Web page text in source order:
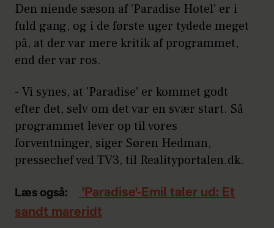
Den niende sæson af 'Paradise Hotel' er i
fuld gang, og i de første uger tydede meget
på, at der var mere kritik af programmet,
end der var ros.
- Vi synes, at 'Paradise' er kommet godt
efter det, selv om det var en svær start. Så
programmet lever op til vores
forventninger, siger Søren Hedman,
pressechef ved TV3, til Realityportalen.dk.
Læs også:
'Paradise'-Emil taler ud: Et
sandt mareridt